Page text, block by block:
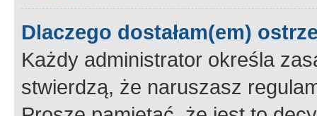
Dlaczego dostałam(em)
Każdy administrator określa
stwierdzą, że naruszasz